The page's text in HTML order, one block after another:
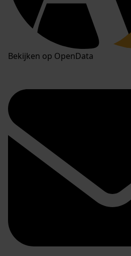
Bekijken op OpenData